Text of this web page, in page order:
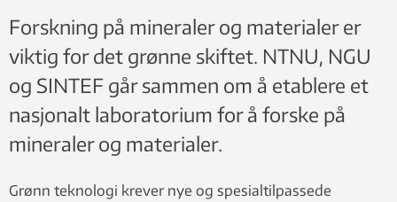
Forskning på mineraler og materialer er
viktig for det grønne skiftet. NTNU, NGU
og SINTEF går sammen om å etablere et
nasjonalt laboratorium for å forske på
mineraler og materialer.
Grønn teknologi krever nye og spesialtilpassede